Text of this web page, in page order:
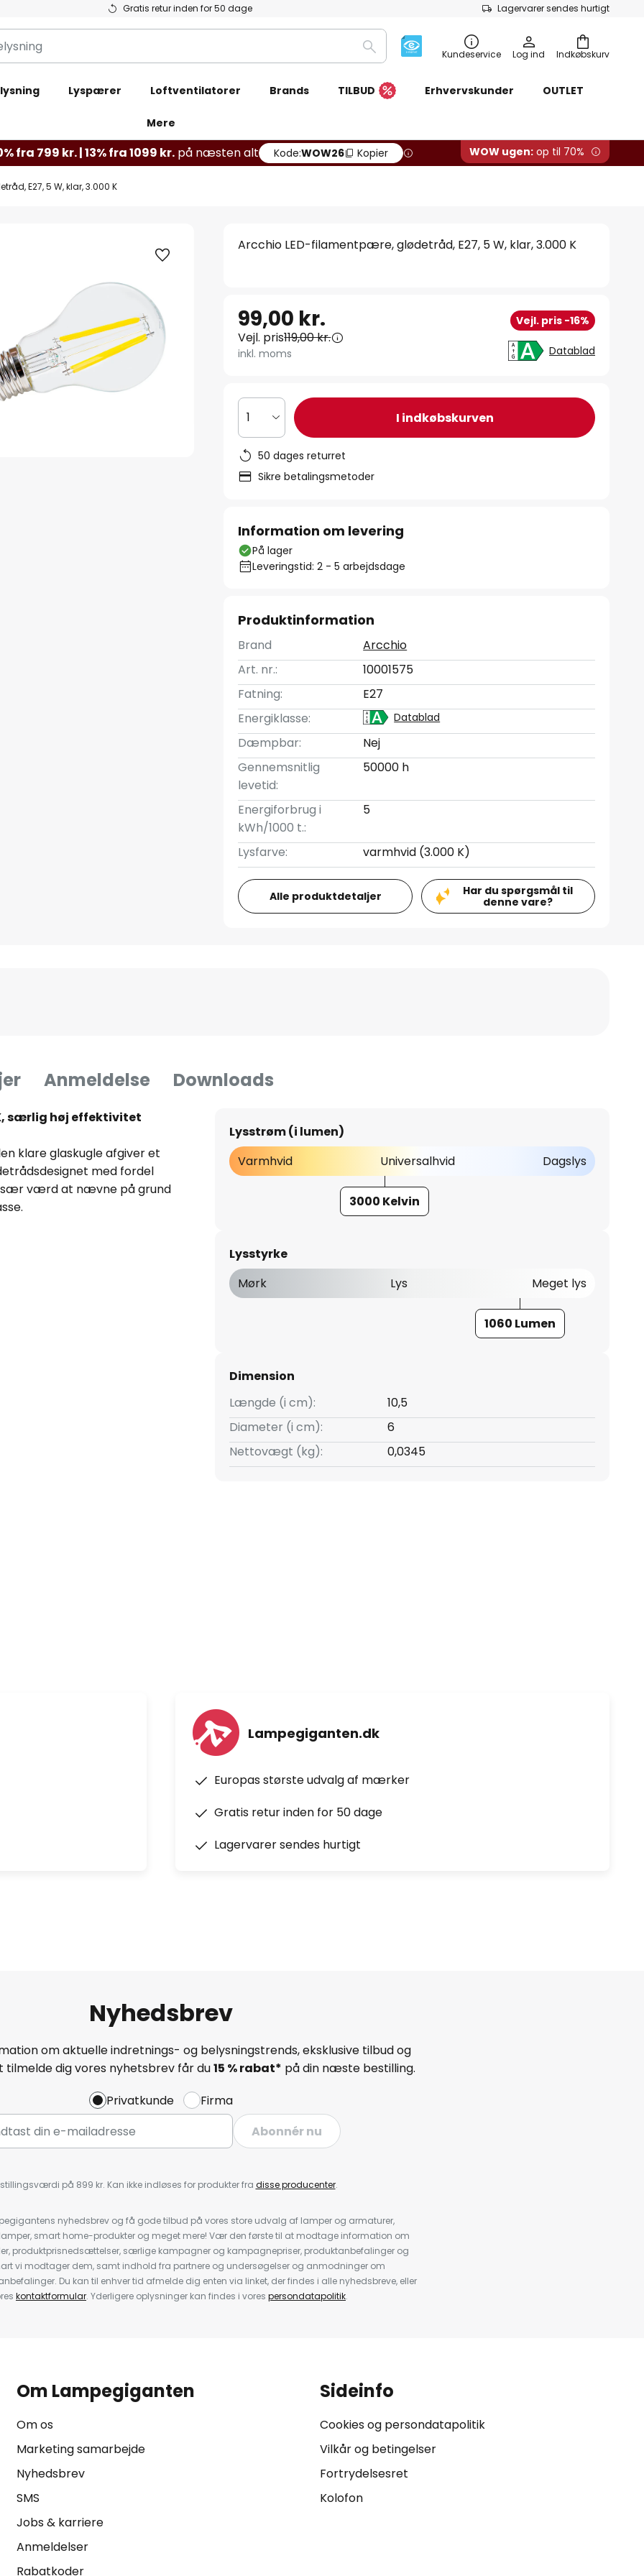
Gratis retur inden for 50 dage Lagervarer sendes hurtigt
Indkøbskurv
Søg Kundeservice Log ind
Lyspærer Loftventilatorer Brands TILBUD Erhvervskunder OUTLET
Mere
fra 799 kr. | 13% fra 1099 kr. på næsten alt Kode:WOW26 Kopier WOW ugen: op til 70%
E27, 5 W, klar, 3.000 K
Arcchio LED-filamentpære, glødetråd, E27, 5 W, klar, 3.000 K
99,00 kr. Vejl. pris -16%
Vejl. pris119,00 kr.
inkl. moms Datablad
1 I indkøbskurven
50 dages returret
Sikre betalingsmetoder
Information om levering
På lager
Leveringstid: 2 - 5 arbejdsdage
Produktinformation
Brand
Arcchio
Art. nr.:
10001575
Fatning:
E27
Energiklasse:
Datablad
Dæmpbar:
Nej
Gennemsnitlig
levetid:
50000 h
Energiforbrug i
kWh/1000 t.:
5
Lysfarve: varmhvid (3.000 K)
Alle produktdetaljer
Har du spørgsmål til
denne vare?
Anmeldelse Downloads
særlig høj effektivitet
klare glaskugle afgiver et
med fordel
især værd at nævne på grund
Lysstrøm (i lumen)
Varmhvid
Universalhvid Dagslys
3000 Kelvin
Lysstyrke
Mørk
Lys Meget lys
1060 Lumen
Dimension
Længde (i cm):
10,5
Diameter (i cm):
6
Nettovægt (kg):
0,0345
Lampegiganten.dk
Europas største udvalg af mærker
Gratis retur inden for 50 dage
Lagervarer sendes hurtigt
Nyhedsbrev
om aktuelle indretnings- og belysningstrends, eksklusive tilbud og
tilmelde dig vores nyhetsbrev får du15 % rabat* på din næste bestilling.
Privatkunde
Firma
Abonnér nu
på 899 kr. Kan ikke indløses for produkter fra disse producenter.
nyhedsbrev og få gode tilbud på vores store udvalg af lamper og armaturer,
smart home-produkter og meget mere! Vær den første til at modtage information om
produktprisnedsættelser, særlige kampagner og kampagnepriser, produktanbefalinger og
vi modtager dem, samt indhold fra partnere og undersøgelser og anmodninger om
Du kan til enhver tid afmelde dig enten via linket, der findes i alle nyhedsbreve, eller
kontaktformular. Yderligere oplysninger kan findes i vores persondatapolitik.
Om Lampegiganten
Om os
Marketing samarbejde
Nyhedsbrev
SMS
Jobs & karriere
Anmeldelser
Rabatkoder
Sideinfo
Cookies og persondatapolitik
Vilkår og betingelser
Fortrydelsesret
Kolofon